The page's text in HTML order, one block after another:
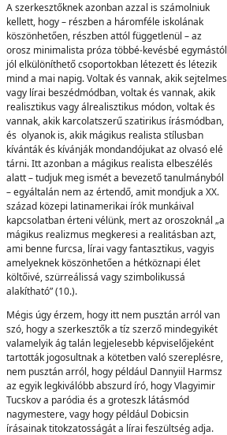
A szerkesztőknek azonban azzal is számolniuk
kellett, hogy – részben a háromféle iskolának
köszönhetően, részben attól függetlenül – az
orosz minimalista próza többé-kevésbé egymástól
jól elkülöníthető csoportokban létezett és létezik
mind a mai napig. Voltak és vannak, akik sejtelmes
vagy lírai beszédmódban, voltak és vannak, akik
realisztikus vagy álrealisztikus módon, voltak és
vannak, akik karcolatszerű szatirikus írásmódban,
és olyanok is, akik mágikus realista stílusban
kívánták és kívánják mondandójukat az olvasó elé
tárni. Itt azonban a mágikus realista elbeszélés
alatt – tudjuk meg ismét a bevezető tanulmányból
– egyáltalán nem az értendő, amit mondjuk a XX.
század közepi latinamerikai írók munkáival
kapcsolatban érteni vélünk, mert az oroszoknál „a
mágikus realizmus megkeresi a realitásban azt,
ami benne furcsa, lírai vagy fantasztikus, vagyis
amelyeknek köszönhetően a hétköznapi élet
költőivé, szürreálissá vagy szimbolikussá
alakítható” (10.).
Mégis úgy érzem, hogy itt nem pusztán arról van
szó, hogy a szerkesztők a tíz szerző mindegyikét
valamelyik ág talán legjelesebb képviselőjeként
tartották jogosultnak a kötetben való szereplésre,
nem pusztán arról, hogy például Dannyiil Harmsz
az egyik legkiválóbb abszurd író, hogy Vlagyimir
Tucskov a paródia és a groteszk látásmód
nagymestere, vagy hogy például Dobicsin
írásainak titokzatosságát a lírai feszültség adja.